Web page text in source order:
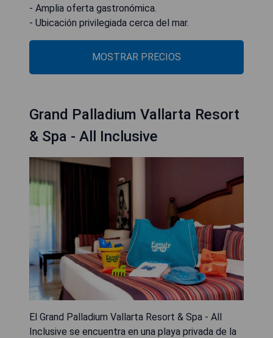
- Amplia oferta gastronómica.
- Ubicación privilegiada cerca del mar.
MOSTRAR PRECIOS
Grand Palladium Vallarta Resort
& Spa - All Inclusive
El Grand Palladium Vallarta Resort & Spa - All
Inclusive se encuentra en una playa privada de la